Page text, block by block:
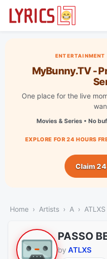
ENTERTAINMENT
MyBunny.TV -
One place for the live
Movies & Series • No
EXPLORE FOR 24 HOURS
Claim
Home Artists A ATLXS
PASSO
by ATLXS